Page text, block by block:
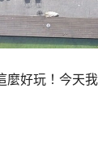
好玩！今天